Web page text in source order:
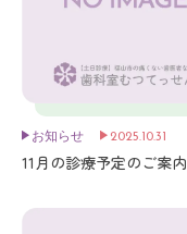
お知らせ 2025.10.31
11月の診療予定のご案内